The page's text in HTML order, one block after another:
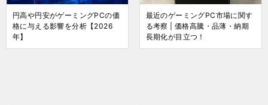
円高や円安がゲーミングPCの価
格に与える影響を分析【2026
年】
最近のゲーミングPC市場に関す
る考察 | 価格高騰・品薄・納期
長期化が目立つ！